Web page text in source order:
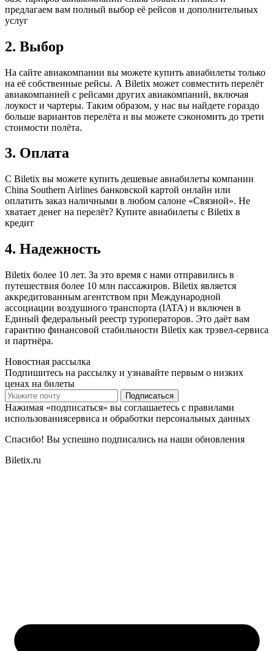
предлагаем вам полный выбор её рейсов и дополнительных
услуг
2. Выбор
На сайте авиакомпании вы можете купить авиабилеты только
на её собственные рейсы. А Biletix может совместить перелёт
авиакомпанией с рейсами других авиакомпаний, включая
лоукост и чартеры. Таким образом, у нас вы найдете гораздо
больше вариантов перелёта и вы можете сэкономить до трети
стоимости полёта.
3. Оплата
С Biletix вы можете купить дешевые авиабилеты компании
China Southern Airlines банковской картой онлайн или
оплатить заказ наличными в любом салоне «Связной». Не
хватает денег на перелёт? Купите авиабилеты с Biletix в
кредит
4. Надежность
Biletix более 10 лет. За это время с нами отправились в
путешествия более 10 млн пассажиров. Biletix является
аккредитованным агентством при Международной
ассоциации воздушного транспорта (IATA) и включен в
Единый федеральный реестр туроператоров. Это даёт вам
гарантию финансовой стабильности Biletix как трэвел-сервиса
и партнёра.
Новостная рассылка
Подпишитесь на рассылку и узнавайте первым о низких
ценах на билеты
Подписаться
Нажимая «подписаться» вы соглашаетесь с правилами
использованиясервиса и обработки персональных данных
Спасибо! Вы успешно подписались на наши обновления
Biletix.ru